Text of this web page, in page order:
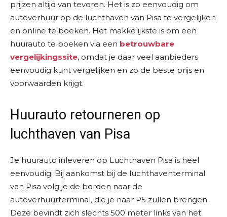
prijzen altijd van tevoren. Het is zo eenvoudig om
autoverhuur op de luchthaven van Pisa te vergelijken
en online te boeken. Het makkelijkste is om een
huurauto te boeken via een betrouwbare
vergelijkingssite, omdat je daar veel aanbieders
eenvoudig kunt vergelijken en zo de beste prijs en
voorwaarden krijgt.
Huurauto retourneren op
luchthaven van Pisa
Je huurauto inleveren op Luchthaven Pisa is heel
eenvoudig. Bij aankomst bij de luchthaventerminal
van Pisa volg je de borden naar de
autoverhuurterminal, die je naar P5 zullen brengen.
Deze bevindt zich slechts 500 meter links van het